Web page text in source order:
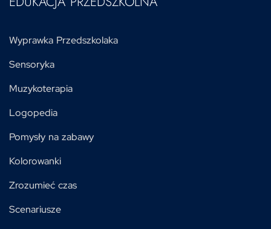
Wyprawka Przedszkolaka
Sensoryka
Muzykoterapia
Logopedia
Pomysły na zabawy
Kolorowanki
Zrozumieć czas
Scenariusze